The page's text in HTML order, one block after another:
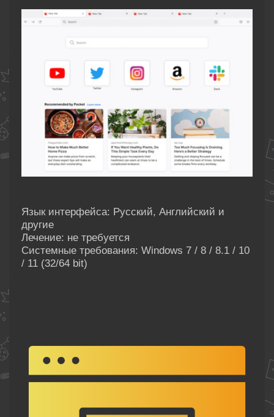
Язык интерфейса: Русский, Английский и
другие
Лечение: не требуется
Системные требования: Windows 7 / 8 / 8.1 / 10
/ 11 (32/64 bit)